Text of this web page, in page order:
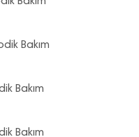
Bakım
Bakım
Bakım